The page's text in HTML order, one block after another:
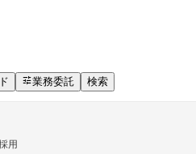
業務委託 検索
用